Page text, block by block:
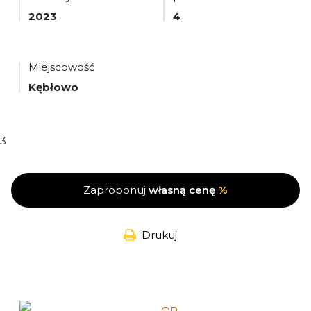
2023
4
Miejscowość
Kębłowo
3
Zaproponuj własną cenę %
Drukuj